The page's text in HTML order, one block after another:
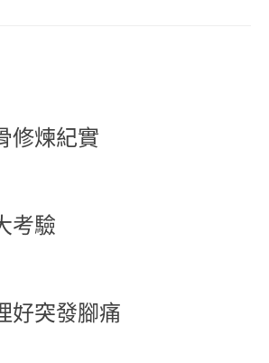
修煉紀實
考驗
好突發腳痛